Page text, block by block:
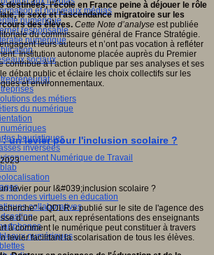
et nouveaux médias
numérique
responsable
numérique
sociaux
des métiers
du numérique
heuristiques
inversées
Numérique de Travail
mondes virtuels en éducation
collaboratives
numériques
destinées, l’école en France peine à déjouer le rôle
le sexe et l’ascendance migratoire sur les
des élèves. Cette Note d’analyse est publiée
du commissaire général de France Stratégie.
leurs auteurs et n’ont pas vocation à refléter
Institution autonome placée auprès du Premier
contribue à l’action publique par ses analyses et ses
débat public et éclaire les choix collectifs sur les
et environnementaux.
: un levier pour l'inclusion scolaire ?
« QDLR » publié sur le site de l'agence des
d’une part, aux représentations des enseignants
à comment le numérique peut constituer à travers
levier facilitant la scolarisation de tous les élèves.